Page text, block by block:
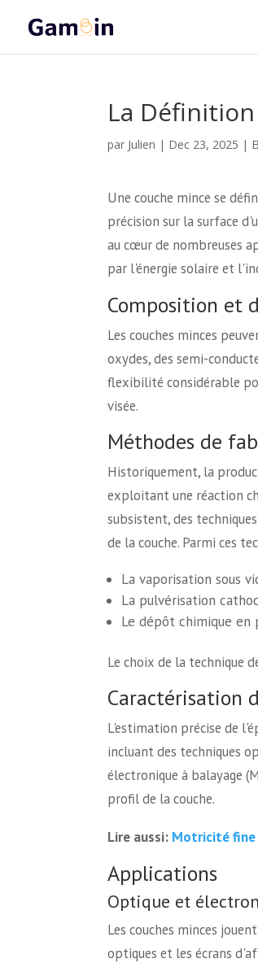
La
par Julien | Dec 23, 2025 |
Une couche mince se
précision sur la surface
au cœur de nombreuses
par l'énergie solaire et
Composition et
Les couches minces
oxydes, des semi-
flexibilité considérable
visée.
Méthodes de
Historiquement, la
exploitant une réaction
subsistent, des
de la couche. Parmi ces
La vaporisation sous
La pulvérisation
Le dépôt chimique en
Le choix de la technique
Caractérisation
L'estimation précise de
incluant des techniques
électronique à balayage
profil de la couche.
Lire aussi: Motricité
Applications
Optique et
Les couches minces
optiques et les écrans